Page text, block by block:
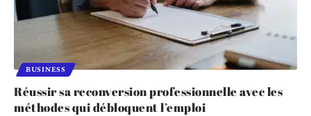
BUSINESS
Réussir sa reconversion professionnelle avec les
méthodes qui débloquent l’emploi